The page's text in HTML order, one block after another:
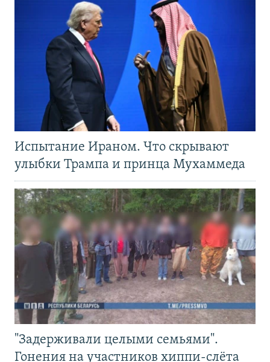
Испытание Ираном. Что скрывают
улыбки Трампа и принца Мухаммеда
"Задерживали целыми семьями".
Гонения на участников хиппи-слёта